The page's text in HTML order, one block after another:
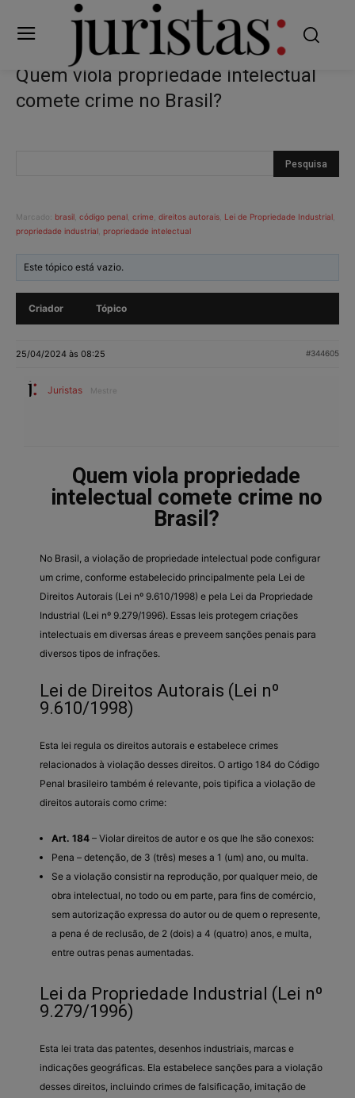
Quem viola propriedade intelectual
comete crime no Brasil?
Marcado: brasil código penal crime direitos autorais Lei de Propriedade Industrial
propriedade industrial propriedade intelectual
Este tópico está vazio.
Criador Tópico
25/04/2024 às 08:25 #344605
Juristas Mestre
Quem viola propriedade
intelectual comete crime no
Brasil?
No Brasil, a violação de propriedade intelectual pode configurar
um crime, conforme estabelecido principalmente pela Lei de
Direitos Autorais (Lei nº 9.610/1998) e pela Lei da Propriedade
Industrial (Lei nº 9.279/1996). Essas leis protegem criações
intelectuais em diversas áreas e preveem sanções penais para
diversos tipos de infrações.
Lei de Direitos Autorais (Lei nº
9.610/1998)
Esta lei regula os direitos autorais e estabelece crimes
relacionados à violação desses direitos. O artigo 184 do Código
Penal brasileiro também é relevante, pois tipifica a violação de
direitos autorais como crime:
Art. 184 – Violar direitos de autor e os que lhe são conexos:
Pena – detenção, de 3 (três) meses a 1 (um) ano, ou multa.
Se a violação consistir na reprodução, por qualquer meio, de
obra intelectual, no todo ou em parte, para fins de comércio,
sem autorização expressa do autor ou de quem o represente,
a pena é de reclusão, de 2 (dois) a 4 (quatro) anos, e multa,
entre outras penas aumentadas.
Lei da Propriedade Industrial (Lei nº
9.279/1996)
Esta lei trata das patentes, desenhos industriais, marcas e
indicações geográficas. Ela estabelece sanções para a violação
desses direitos, incluindo crimes de falsificação, imitação de